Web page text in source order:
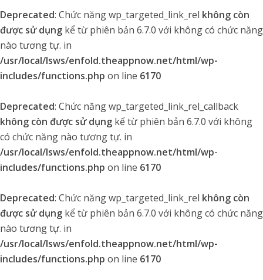
Deprecated: Chức năng wp_targeted_link_rel không còn
được sử dụng kể từ phiên bản 6.7.0 với không có chức năng
nào tương tự. in
/usr/local/lsws/enfold.theappnow.net/html/wp-
includes/functions.php on line 6170
Deprecated: Chức năng wp_targeted_link_rel_callback
không còn được sử dụng kể từ phiên bản 6.7.0 với không
có chức năng nào tương tự. in
/usr/local/lsws/enfold.theappnow.net/html/wp-
includes/functions.php on line 6170
Deprecated: Chức năng wp_targeted_link_rel không còn
được sử dụng kể từ phiên bản 6.7.0 với không có chức năng
nào tương tự. in
/usr/local/lsws/enfold.theappnow.net/html/wp-
includes/functions.php on line 6170